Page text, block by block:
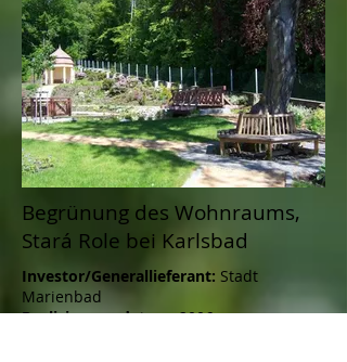
Begrünung des Wohnraums,
Stará Role bei Karlsbad
Investor/Generallieferant: Stadt
Marienbad
Realisierungsdatum:2006